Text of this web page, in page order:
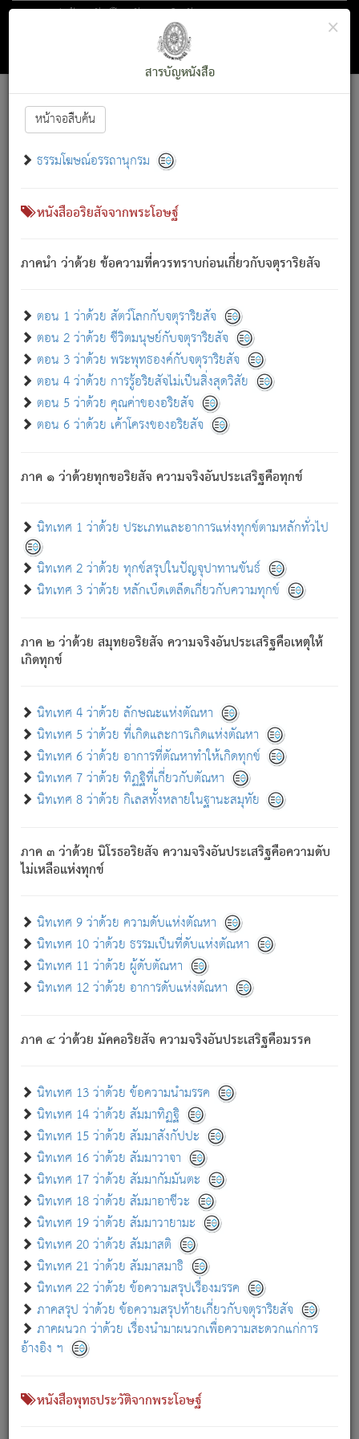
ตอน 1 ว่าด้วย สัตว์โลกกับจตุราริยสัจ
สารบัญ×
สารบัญหนังสือ
หน้าจอสืบค้น
ธรรมโฆษณ์อรรถานุกรม
หนังสืออริยสัจจากพระโอษฐ์
ภาคนำ ว่าด้วย ข้อความที่ควรทราบก่อนเกี่ยวกับจตุราริยสัจ
ตอน 1 ว่าด้วย สัตว์โลกกับจตุราริยสัจ
ตอน 2 ว่าด้วย ชีวิตมนุษย์กับจตุราริยสัจ
ตอน 3 ว่าด้วย พระพุทธองค์กับจตุราริยสัจ
ตอน 4 ว่าด้วย การรู้อริยสัจไม่เป็นสิ่งสุดวิสัย
ตอน 5 ว่าด้วย คุณค่าของอริยสัจ
ตอน 6 ว่าด้วย เค้าโครงของอริยสัจ
ภาค ๑ ว่าด้วยทุกขอริยสัจ ความจริงอันประเสริฐคือทุกข์
นิทเทศ 1 ว่าด้วย ประเภทและอาการแห่งทุกข์ตามหลักทั่วไป
นิทเทศ 2 ว่าด้วย ทุกข์สรุปในปัญจุปาทานขันธ์
นิทเทศ 3 ว่าด้วย หลักเบ็ดเตล็ดเกี่ยวกับความทุกข์
ภาค ๒ ว่าด้วย สมุทยอริยสัจ ความจริงอันประเสริฐคือเหตุให้
เกิดทุกข์
นิทเทศ 4 ว่าด้วย ลักษณะแห่งตัณหา
นิทเทศ 5 ว่าด้วย ที่เกิดและการเกิดแห่งตัณหา
นิทเทศ 6 ว่าด้วย อาการที่ตัณหาทำให้เกิดทุกข์
นิทเทศ 7 ว่าด้วย ทิฏฐิที่เกี่ยวกับตัณหา
นิทเทศ 8 ว่าด้วย กิเลสทั้งหลายในฐานะสมุทัย
ภาค ๓ ว่าด้วย นิโรธอริยสัจ ความจริงอันประเสริฐคือความดับ
ไม่เหลือแห่งทุกข์
นิทเทศ 9 ว่าด้วย ความดับแห่งตัณหา
นิทเทศ 10 ว่าด้วย ธรรมเป็นที่ดับแห่งตัณหา
นิทเทศ 11 ว่าด้วย ผู้ดับตัณหา
นิทเทศ 12 ว่าด้วย อาการดับแห่งตัณหา
ภาค ๔ ว่าด้วย มัคคอริยสัจ ความจริงอันประเสริฐคือมรรค
นิทเทศ 13 ว่าด้วย ข้อความนำมรรค
นิทเทศ 14 ว่าด้วย สัมมาทิฏฐิ
นิทเทศ 15 ว่าด้วย สัมมาสังกัปปะ
นิทเทศ 16 ว่าด้วย สัมมาวาจา
นิทเทศ 17 ว่าด้วย สัมมากัมมันตะ
นิทเทศ 18 ว่าด้วย สัมมาอาชีวะ
นิทเทศ 19 ว่าด้วย สัมมาวายามะ
นิทเทศ 20 ว่าด้วย สัมมาสติ
นิทเทศ 21 ว่าด้วย สัมมาสมาธิ
นิทเทศ 22 ว่าด้วย ข้อความสรุปเรื่องมรรค
ภาคสรุป ว่าด้วย ข้อความสรุปท้ายเกี่ยวกับจตุราริยสัจ
ภาคผนวก ว่าด้วย เรื่องนำมาผนวกเพื่อความสะดวกแก่การ
อ้างอิง ฯ
หนังสือพุทธประวัติจากพระโอษฐ์
Font :15 ]||
สัตว์โลกนี้ เกิดความเดือดร้อนแล้ว มีผัสสะบังหน้า
เขาสำคัญสิ่งใด โดยความเป็นประการใด แต่สิ่งนั้นย่อมเป็น
(ตามที่เป็นจริง) โดยประการอื่นจากที่เขาสำคัญนั้น
สัตว์โลกติดข้องอยู่ในภพ ถูกภพบังหน้าแล้ว มีภพโดยความ
เป็นอย่างอื่น (จากที่มันเป็นอยู่จริง) จึงได้เพลิดเพลินยิ่งนักในภพ
เขาเพลิดเพลินยิ่งนักในสิ่งใด สิ่งนั้นเป็นภัย (ที่เขาไม่รู้จัก)
เขากลัวต่อสิ่งใดสิ่งนั้นเป็นทุกข์
พรหมจรรย์นี้ อันบุคคลย่อมประพฤติ ก็เพื่อการละขาดซึ่ง
ภพ.
สมณะหรือพราหมณ์เหล่าใด กล่าวความหลุดพ้นจากภพว่า
มีได้เพราะภพ เรากล่าวว่า สมณะหรือพราหมณ์ทั้งปวงนั้น
มิใช่ผู้หลดพ้นจากภพ.
ภพ ว่ามีได้เพราะวิภพ[2]: เรากล่าวว่า สมณะหรือพราหมณ์ทั้ง
ปวงนั้น ก็ยังสลัดภพออกไปไม่ได้.
ก็ทุกข์นี้มีขึ้น เพราะอาศัยซึ่งอุปธิทั้งปวง.
เพราะความสิ้นไปแห่งอุปาทานทั้งปวง ความเกิดขึ้นแห่ง
ทุกข์จึงไม่มี.
ท่านจงดูโลกนี้เถิด (จะเห็นว่า) สัตว์ทั้งหลายอันอวิชาหนา
แน่นบังหนาแล้ว; และว่า สัตว์ผู้ยินดีในภพอันเป็นแล้วนั้น ย่อม
อันเป็นไปในที่หรือเวลาทั้งปวง[3]เพื่อความมีแห่งประโยชน์โดย
ประการทั้งปวง; ภพทั้งหลายทั้งหมดนั้น ไม่เที่ยง เป็นทุกข์ มี
ความแปรปรวนเป็นธรรมดา.
อย่างนี้อยู่; เขาย่อมละภวตัณหาได้ และไม่เพลิดเพลินวิภวตัณหา
ด้วย.
ความดับเพราะความสำรอกไม่เหลือ (แห่งภพทั้งหลาย)
เพราะความสิ้นไปแห่งตัณหาโดยประการทั้งปวง นั้นคือ
นิพพาน.
ภพใหม่ย่อมไม่มีแก่ภิกษุนั้น ผู้ดับเย็นสนิทแล้ว เพราะไม่มี
ภิกษุนั้น เป็นผู้ครอบงำมารได้แล้ว ชนะสงครามแล้ว ก้าวล่วง
ภพทั้งหลายทั้งปวงได้แล้ว เป็นผู้คงที่ (คือไม่เปลี่ยนแปลงอีกต่อ
- อุ.ขุ. ๒๕/๑๒๑/๘๔.
(ข้อความนี้ เป็นพระพุทธอุทานที่ทรงเปล่งออก ที่โคนต้นโพธิ์
เป็นที่ตรัสรู้ เมื่อตรัสรู้แล้วได้ 7 วัน)
เกี่ยวกับธรรมโฆษณ์ออนไลน์ (Disclaimer)
แม้ระบบ "ธรรมโฆษณ์ออนไลน์" พยายามปรับปรุงข้อมูลให้ถูกต้องมากที่สุด
ผู้ศึกษาก็พึงตรวจสอบกับตัวเล่มหนังสือต้นฉบับ ที่มีการพิมพ์ครั้งล่าสุด
ก่อนนำข้อมูลไปใช้ในการอ้างอิง"
เกี่ยวกับอัตถจารี|เกี่ยวกับการพัฒนา|แจ้งข้อผิดพลาด / แนะนำ
หนังสือที่เกี่ยวข้อง